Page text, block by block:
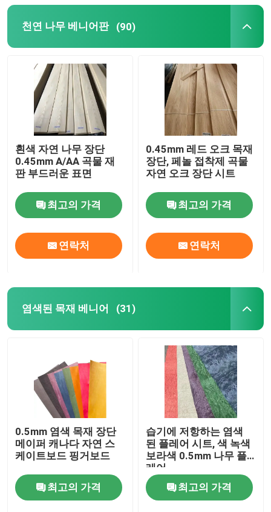
천연 나무 베니어판 (90)
흰색 자연 나무 장단
0.45mm A/AA 곡물 재
판 부드러운 표면
최고의 가격
연락처
0.45mm 레드 오크 목재
장단, 페놀 접착제 곡물
자연 오크 장단 시트
최고의 가격
연락처
염색된 목재 베니어 (31)
0.5mm 염색 목재 장단
메이퍼 캐나다 자연 스
케이트보드 핑거보드
최고의 가격
습기에 저항하는 염색
된 플레어 시트, 색 녹색
보라색 0.5mm 나무 플
레어
최고의 가격